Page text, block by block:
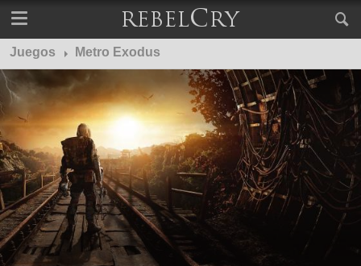
Juegos Metro Exodus